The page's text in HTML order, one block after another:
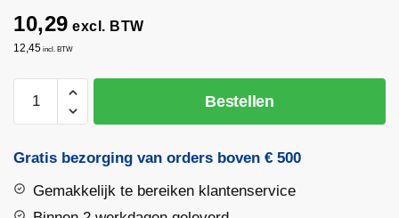
10,29 excl. BTW
12,45 incl. BTW
19mm
Two
Bestellen
Gratis bezorging van orders boven € 500
Gemakkelijk te bereiken klantenservice